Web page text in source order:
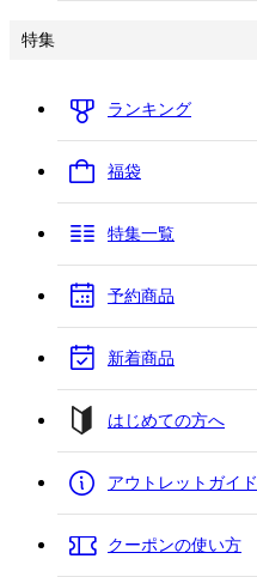
特集
ランキング
福袋
特集一覧
予約商品
新着商品
はじめての方へ
アウトレットガイド
クーポンの使い方